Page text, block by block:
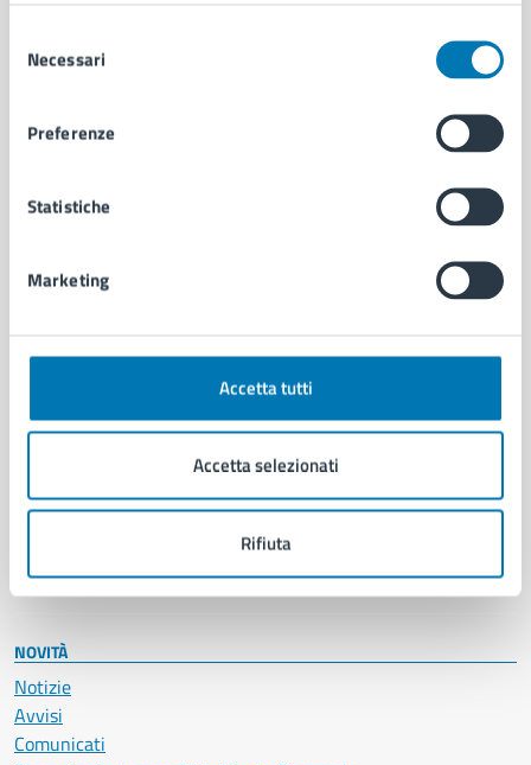
delNecessari
Preferenze
Statistiche
Marketing
Accetta tutti
Accetta selezionati
Rifiuta
Enti e fondazioni
Documenti e dati
Ambiente
Educazione e formazione
Giustizia e sicurezza pubblica
Salute, benessere e assistenza
Vita lavorativa
NOVITÀ
Notizie
Avvisi
Comunicati